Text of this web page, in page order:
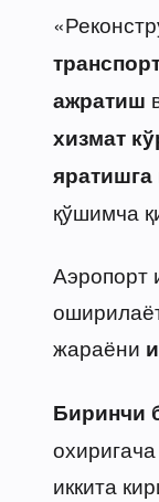
ажратиш
хизмат
яратишга
қўшимча
Аэропорт
жараёни
Биринчи
иккита